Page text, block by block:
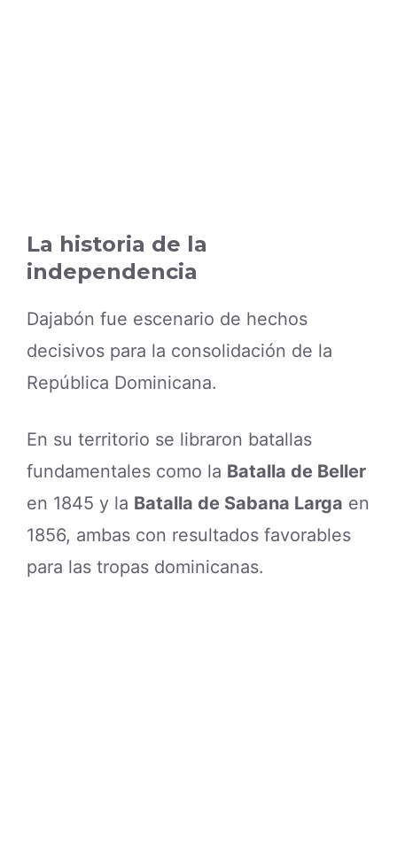
La historia de la
independencia
Dajabón fue escenario de hechos
decisivos para la consolidación de la
República Dominicana.
En su territorio se libraron batallas
fundamentales como la Batalla de Beller
en 1845 y la Batalla de Sabana Larga en
1856, ambas con resultados favorables
para las tropas dominicanas.